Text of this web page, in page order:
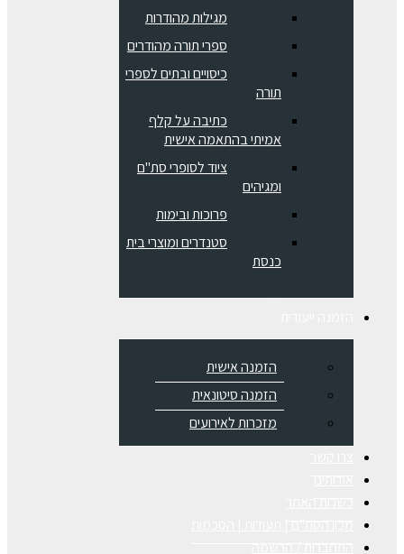
מגילות מהודרות
ספרי תורה מהודרים
כיסויים ובתים לספרי
תורה
כתיבה על קלף
אמיתי בהתאמה אישית
ציוד לסופרי סת"ם
ומגיהים
פרוכות ובימות
סטנדרים ומוצרי בית
כנסת
הזמנה אישית
הזמנה סיטונאית
מזכרות לאירועים